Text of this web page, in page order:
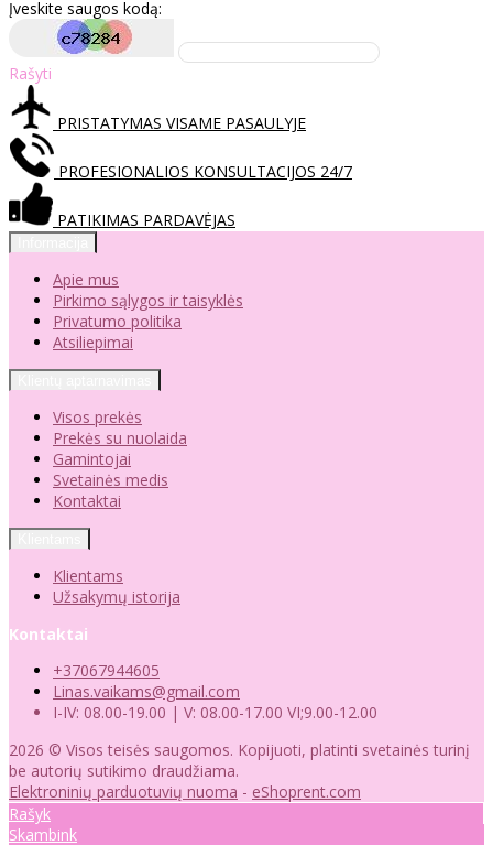
Įveskite saugos kodą:
Rašyti
PRISTATYMAS VISAME PASAULYJE
PROFESIONALIOS KONSULTACIJOS 24/7
PATIKIMAS PARDAVĖJAS
Apie mus
Pirkimo sąlygos ir taisyklės
Privatumo politika
Atsiliepimai
Visos prekės
Prekės su nuolaida
Gamintojai
Svetainės medis
Kontaktai
Klientams
Užsakymų istorija
Kontaktai
+37067944605
Linas.vaikams@gmail.com
I-IV: 08.00-19.00 | V: 08.00-17.00 VI;9.00-12.00
2026 © Visos teisės saugomos. Kopijuoti, platinti svetainės turinį
be autorių sutikimo draudžiama.
Elektroninių parduotuvių nuoma - eShoprent.com
Rašyk
Skambink